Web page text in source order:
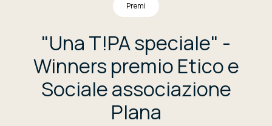
Premi
"Una T!PA speciale" -
Winners premio Etico e
Sociale associazione
Plana